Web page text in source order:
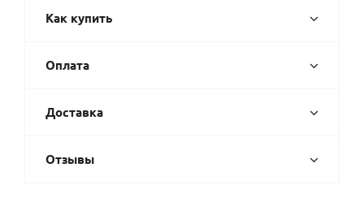
Как купить
Оплата
Доставка
Отзывы